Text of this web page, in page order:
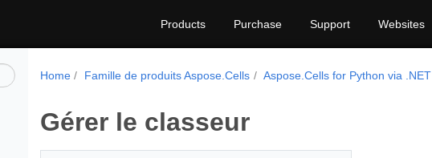
Products Purchase Support Websites
Home Famille de produits Aspose.Cells Aspose.Cells for Python via .NET
Gérer le classeur